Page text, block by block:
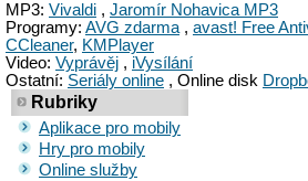
MP3: Vivaldi , Jaromír Nohavica MP3
Programy: AVG zdarma, avast! Free
CCleaner, KMPlayer
Video: Vyprávěj , iVysílání
Ostatní: Seriály online , Online disk
Rubriky
Aplikace pro mobily
Hry pro mobily
Online služby